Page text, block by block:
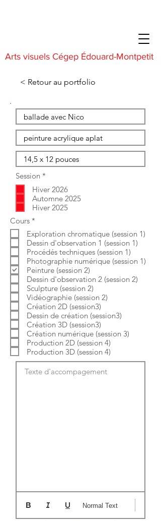
Arts visuels Cégep Édouard-Montpetit
< Retour au portfolio
Session *
l
i
g
a
i
r
e
Hiver 2026
Automne 2025
Hiver 2025
Cours *
l
i
g
a
t
o
i
r
e
Exploration chromatique (session 1)
Dessin d'observation 1 (session 1)
Procédés techniques (session 1)
Photographie numérique (session 1)
Peinture (session 2)
Dessin d'observation 2 (session 2)
Sculpture (session 2)
Vidéographie (session 2)
Création 2D (session3)
Dessin de création (session3)
Création 3D (session3)
Création numérique (session 3)
Production 2D (session 4)
Production 3D (session 4)
Texte d'accompagement
Normal Text